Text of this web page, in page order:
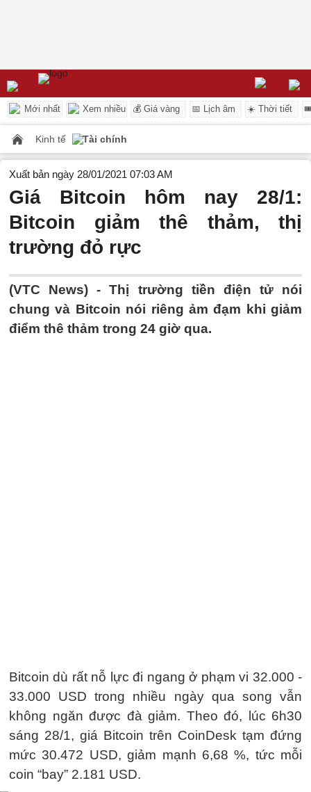
Mới nhất Xem nhiều 💰 Giá vàng 📅 Lịch âm ☀️ Thời tiết
Kinh tế Tài chính
Xuất bản ngày 28/01/2021 07:03 AM
Giá Bitcoin hôm nay 28/1:
Bitcoin giảm thê thảm, thị
trường đỏ rực
(VTC News) -Thị trường tiền điện tử nói
chung và Bitcoin nói riêng ảm đạm khi giảm
điểm thê thảm trong 24 giờ qua.
Bitcoin dù rất nỗ lực đi ngang ở phạm vi 32.000 -
33.000 USD trong nhiều ngày qua song vẫn
không ngăn được đà giảm. Theo đó, lúc 6h30
sáng 28/1, giá Bitcoin trên CoinDesk tạm đứng
mức 30.472 USD, giảm mạnh 6,68 %, tức mỗi
coin “bay” 2.181 USD.